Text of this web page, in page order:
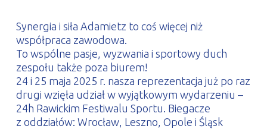
Synergia i siła Adamietz to coś więcej niż
współpraca zawodowa.
To wspólne pasje, wyzwania i sportowy duch
zespołu także poza biurem!
24 i 25 maja 2025 r. nasza reprezentacja już po raz
drugi wzięła udział w wyjątkowym wydarzeniu –
24h Rawickim Festiwalu Sportu. Biegacze
z oddziałów: Wrocław, Leszno, Opole i Śląsk